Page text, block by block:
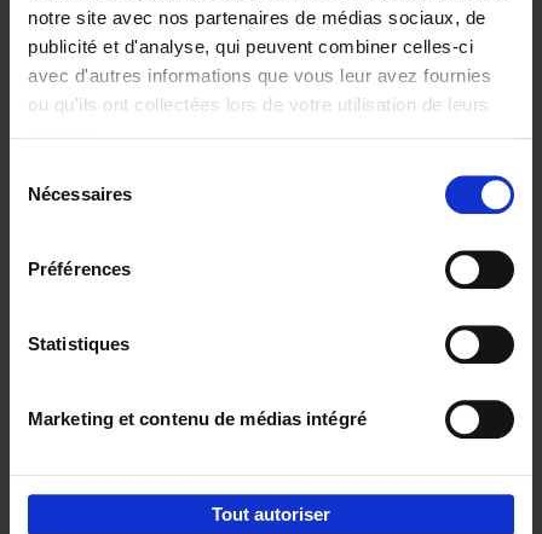
notre site avec nos partenaires de médias sociaux, de
publicité et d'analyse, qui peuvent combiner celles-ci
avec d'autres informations que vous leur avez fournies
ou qu'ils ont collectées lors de votre utilisation de leurs
Nécessaires
Préférences
Statistiques
Marketing et contenu de médias intégré
Tout autoriser
€29,99
Digital marketing like a PRO -
completely revised edition (EN)